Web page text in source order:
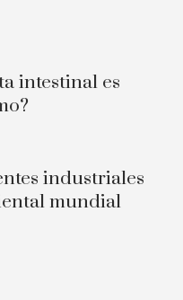
intestinal es
industriales
mundial